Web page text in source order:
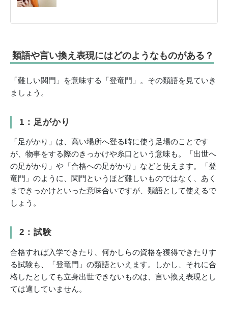
類語や言い換え表現にはどのようなものがある？
「難しい関門」を意味する「登竜門」。その類語を見ていき
ましょう。
1：足がかり
「足がかり」は、高い場所へ登る時に使う足場のことです
が、物事をする際のきっかけや糸口という意味も。「出世へ
の足がかり」や「合格への足がかり」などと使えます。「登
竜門」のように、関門というほど難しいものではなく、あく
まできっかけといった意味合いですが、類語として使えるで
しょう。
2：試験
合格すれば入学できたり、何かしらの資格を獲得できたりす
る試験も、「登竜門」の類語といえます。しかし、それに合
格したとしても立身出世できないものは、言い換え表現とし
ては適していません。